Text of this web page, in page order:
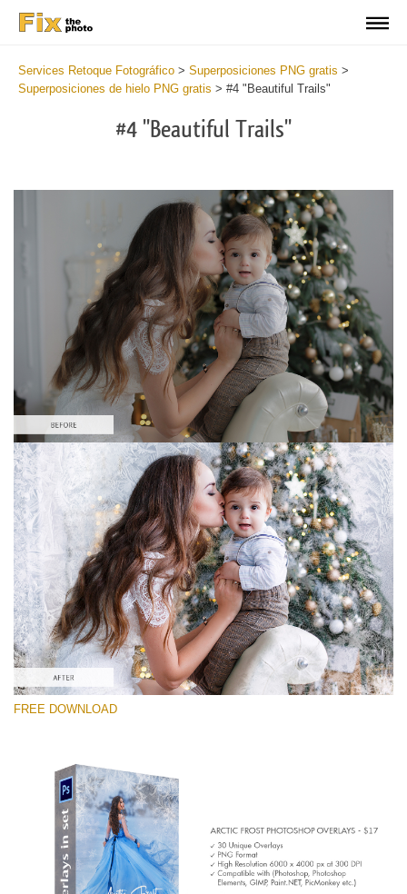
Services Retoque Fotográfico > Superposiciones PNG gratis >
Superposiciones de hielo PNG gratis > #4 "Beautiful Trails"
#4 "Beautiful Trails"
Por favor seleccione
Free PNG Overlay #4
Small 800*533px
Artic Frost
(30 Overlays)
Large 6000*4000px
Large 6000*4000px
Entire Collection
(1783 Overlays)
Large 6000*4000px
FREE DOWNLOAD